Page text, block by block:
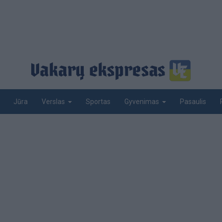
Jūra Verslas Sportas Gyvenimas Pasaulis